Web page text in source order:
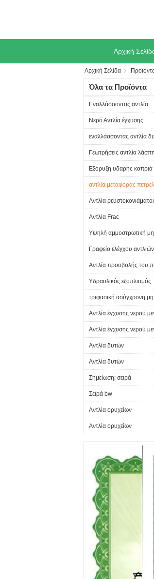
Αρχική
Αρχική Σελίδα
Όλα τα Προϊόντα
Εναλλάσσοντας αντλία
Νερό Αντλία έγχυσης
εναλλάσσοντας αντλία
Γεωτρήσεις αντλία λάσπη
Εξόρυξη υδαρής κοπριά
αντλία μεταφοράς
Αντλία
Αντλία Frac
Υψηλή αμμοστρωτική
Γραφείο ελέγχου αντλιών
Αντλία προσβολής του
Υδραυλικός εξοπλισμός
τριφασική ασύγχρονη
Αντλία έγχυσης νερού
Αντλία έγχυσης νερού
Αντλία δυτών
Αντλία δυτών
Σημείωση: σειρά
Σειρά bw
Αντλία ορυχείων
Αντλία ορυχείων